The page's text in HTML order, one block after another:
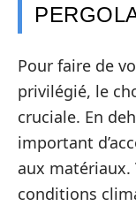
Pour faire de
privilégié, le
cruciale. En
important
aux matériaux.
conditions